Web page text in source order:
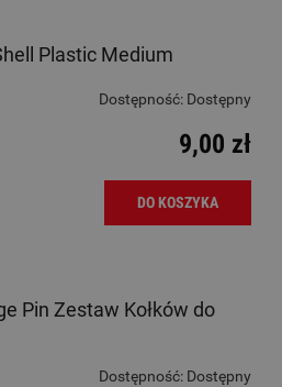
Plastic Medium
Dostępność: Dostępny
9,00 zł
DO KOSZYKA
Pin Zestaw Kołków do
Dostępność: Dostępny